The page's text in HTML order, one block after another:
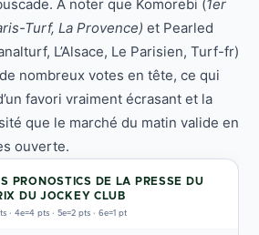
À noter que Komorebi (1er
Turf, La Provence) et Pearled
L’Alsace, Le Parisien, Turf-fr)
nombreux votes en tête, ce qui
favori vraiment écrasant et la
que le marché du matin valide en
ouverte.
PRONOSTICS DE LA PRESSE DU
DU JOCKEY CLUB
· 4e=4 pts · 5e=2 pts · 6e=1 pt